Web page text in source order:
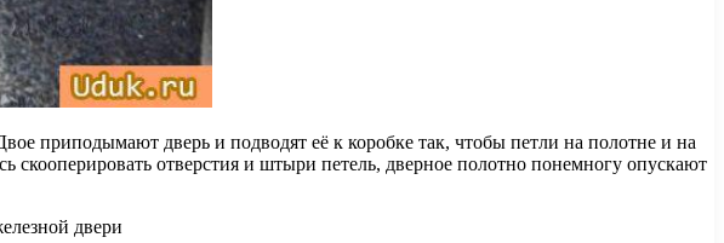
приподымают дверь и подводят её к коробке так, чтобы петли на полотне и на
скооперировать отверстия и штыри петель, дверное полотно понемногу опускают